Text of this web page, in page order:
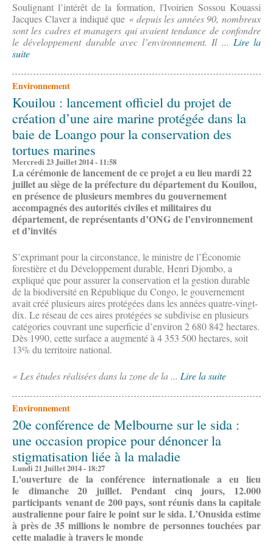
Soulignant l’intérêt de la formation, l'Ivoirien Sossou Kouassi
Jacques Claver a indiqué que « depuis les années 90, nombreux
sont les cadres et managers qui avaient tendance de confondre
le développement durable avec l’environnement. Il ... Lire la
suite
Environnement
Kouilou : lancement officiel du projet de
création d’une aire marine protégée dans la
baie de Loango pour la conservation des
tortues marines
Mercredi 23 Juillet 2014 - 11:58
La cérémonie de lancement de ce projet a eu lieu mardi 22
juillet au siège de la préfecture du département du Kouilou,
en présence de plusieurs membres du gouvernement
accompagnés des autorités civiles et militaires du
département, de représentants d’ONG de l’environnement
et d’invités
S’exprimant pour la circonstance, le ministre de l’Économie
forestière et du Développement durable, Henri Djombo, a
expliqué que pour assurer la conservation et la gestion durable
de la biodiversité en République du Congo, le gouvernement
avait créé plusieurs aires protégées dans les années quatre-vingt-
dix. Le réseau de ces aires protégées se subdivise en plusieurs
catégories couvrant une superficie d’environ 2 680 842 hectares.
Dès 1990, cette surface a augmenté à 4 353 500 hectares, soit
13% du territoire national.
« Les études réalisées dans la zone de la ... Lire la suite
Environnement
20e conférence de Melbourne sur le sida :
une occasion propice pour dénoncer la
stigmatisation liée à la maladie
Lundi 21 Juillet 2014 - 18:27
L'ouverture de la conférence internationale a eu lieu
le dimanche 20 juillet. Pendant cinq jours, 12.000
participants venant de 200 pays, sont réunis dans la capitale
australienne pour faire le point sur le sida. L’Onusida estime
à près de 35 millions le nombre de personnes touchées par
cette maladie à travers le monde